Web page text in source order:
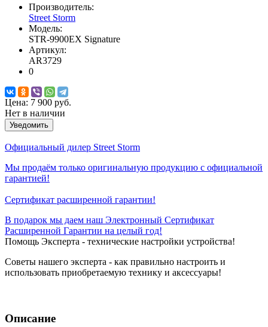
Производитель:
Street Storm
Модель:
STR-9900EX Signature
Артикул:
AR3729
0
Цена: 7 900 руб.
Нет в наличии
Уведомить
Официальный дилер Street Storm
Мы продаём только оригинальную продукцию с официальной
гарантией!
Сертификат расширенной гарантии!
В подарок мы даем наш Электронный Сертификат
Расширенной Гарантии на целый год!
Помощь Эксперта - технические настройки устройства!
Советы нашего эксперта - как правильно настроить и
использовать приобретаемую технику и аксессуары!
Описание